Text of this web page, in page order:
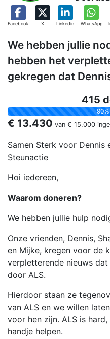
Facebook X Linkedin WhatsApp
We hebben jullie
hebben het
gekregen dat
415
90%
€ 13.430 van € 15.000
Samen Sterk voor Dennis
Steunactie
Hoi iedereen,
Waarom doneren?
We hebben jullie hulp
Onze vrienden, Dennis,
en Mijke, kregen voor de
verpletterende nieuws
door ALS.
Hierdoor staan ze
van ALS en we willen
voor hen zijn. ALS is
handje helpen.